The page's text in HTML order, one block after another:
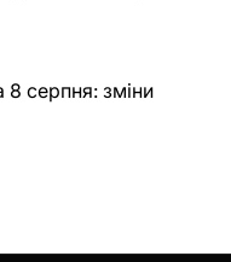
серпня: зміни